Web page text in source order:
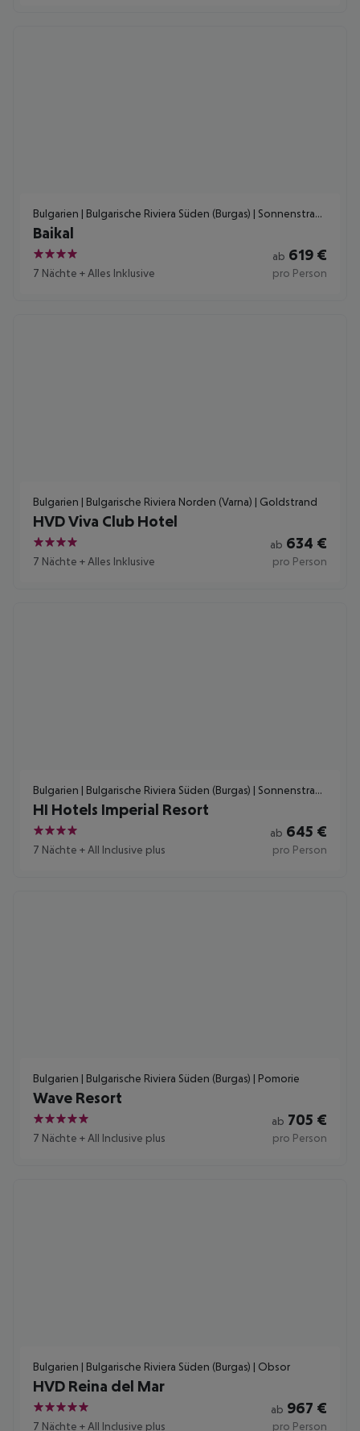
Bulgarien | Bulgarische Riviera Süden (Burgas) | Sonnenstrand
Baikal
4
7 Nächte +Alles Inklusive
ab 619 €
pro Person
Bulgarien | Bulgarische Riviera Norden (Varna) | Goldstrand
HVD Viva Club Hotel
4
7 Nächte +Alles Inklusive
ab 634 €
pro Person
Bulgarien | Bulgarische Riviera Süden (Burgas) | Sonnenstrand
HI Hotels Imperial Resort
4
7 Nächte +All Inclusive plus
ab 645 €
pro Person
Bulgarien | Bulgarische Riviera Süden (Burgas) | Pomorie
Wave Resort
5
7 Nächte +All Inclusive plus
ab 705 €
pro Person
Bulgarien | Bulgarische Riviera Süden (Burgas) | Obsor
HVD Reina del Mar
5
7 Nächte +All Inclusive plus
ab 967 €
pro Person